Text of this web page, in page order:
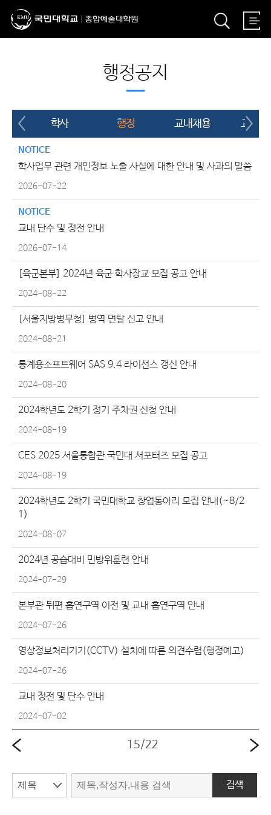
행정공지
학사 행정 교내채용 교외채
NOTICE
학사업무 관련 개인정보 노출 사실에 대한 안내 및 사과의 말씀
2026-07-22
NOTICE
교내 단수 및 정전 안내
2026-07-14
[육군본부] 2024년 육군 학사장교 모집 공고 안내
2024-08-22
[서울지방병무청] 병역 면탈 신고 안내
2024-08-21
통계용소프트웨어 SAS 9.4 라이선스 갱신 안내
2024-08-20
2024학년도 2학기 정기 주차권 신청 안내
2024-08-19
CES 2025 서울통합관 국민대 서포터즈 모집 공고
2024-08-19
2024학년도 2학기 국민대학교 창업동아리 모집 안내(~8/2
1)
2024-08-07
2024년 공습대비 민방위훈련 안내
2024-07-29
본부관 뒤편 흡연구역 이전 및 교내 흡연구역 안내
2024-07-26
영상정보처리기기(CCTV) 설치에 따른 의견수렴(행정예고)
2024-07-26
교내 정전 및 단수 안내
2024-07-02
15/22
검색